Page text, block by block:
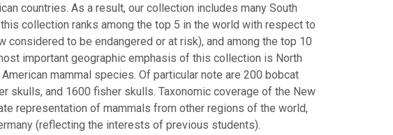
countries. As a result, our collection includes many South
collection ranks among the top 5 in the world with respect to
to be endangered or at risk), and among the top 10
important geographic emphasis of this collection is North
mammal species. Of particular note are 200 bobcat
skulls, and 1600 fisher skulls. Taxonomic coverage of the New
representation of mammals from other regions of the world,
(reflecting the interests of previous students).